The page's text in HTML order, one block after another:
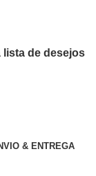
lista de desejos
& ENTREGA